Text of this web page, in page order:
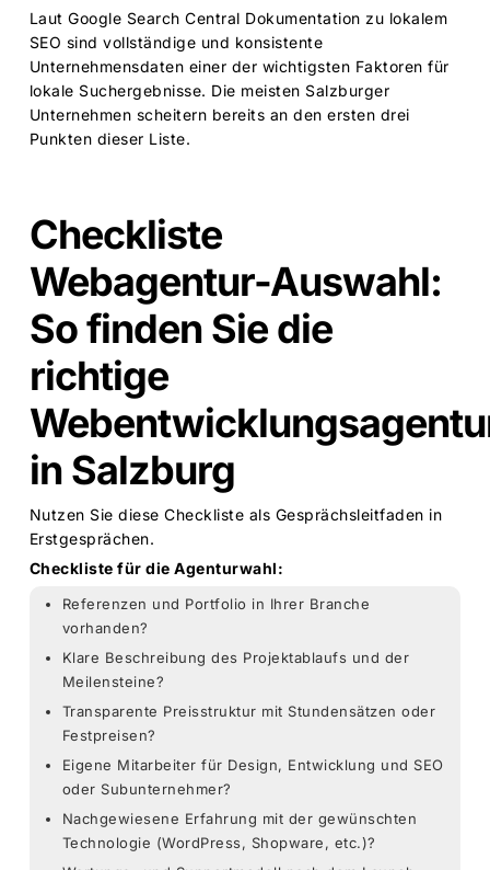
LautGoogle Search Central Dokumentation zu lokalem
SEO sind vollständige und konsistente
Unternehmensdaten einer der wichtigsten Faktoren für
lokale Suchergebnisse. Die meisten Salzburger
Unternehmen scheitern bereits an den ersten drei
Punkten dieser Liste.
Checkliste
Webagentur-Auswahl:
So finden Sie die
richtige
in Salzburg
Nutzen Sie diese Checkliste als Gesprächsleitfaden in
Erstgesprächen.
Checkliste für die Agenturwahl:
Referenzen und Portfolio in Ihrer Branche
vorhanden?
Klare Beschreibung des Projektablaufs und der
Meilensteine?
Transparente Preisstruktur mit Stundensätzen oder
Festpreisen?
Eigene Mitarbeiter für Design, Entwicklung und SEO
oder Subunternehmer?
Nachgewiesene Erfahrung mit der gewünschten
Technologie (WordPress, Shopware, etc.)?